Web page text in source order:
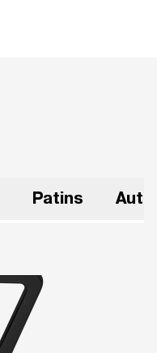
Patins